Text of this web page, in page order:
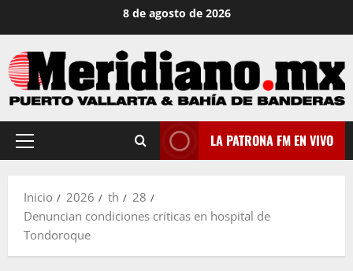
contenido
8 de agosto de 2026
Menú
LA PATRONA FM EN VIVO
Inicio 2026 th
28
Denuncian condiciones críticas en hospital de
Tondoroque